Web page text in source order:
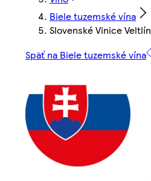
Biele tuzemské vína
Slovenské Vinice
Späť na Biele tuzemské vína